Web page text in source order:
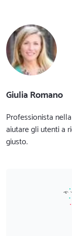
Giulia Romano
Professionista
aiutare gli utenti a
giusto.